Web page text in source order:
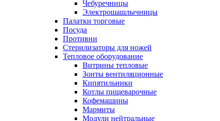
Чебуречницы
Электрошашлычницы
Палатки торговые
Посуда
Противни
Стерилизаторы для ножей
Тепловое оборудование
Витрины тепловые
Зонты вентиляционные
Кипятильники
Котлы пищеварочные
Кофемашины
Мармиты
Модули нейтральные